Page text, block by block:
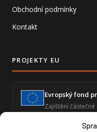
Obchodní podmínky
Kontakt
PROJEKTY EU
Evropský fond
Zajištění